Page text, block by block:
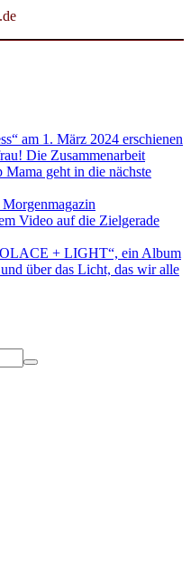
am 1. März 2024 erschienen
Die Zusammenarbeit
geht in die nächste
Video auf die Zielgerade
+ LIGHT“, ein Album
über das Licht, das wir alle